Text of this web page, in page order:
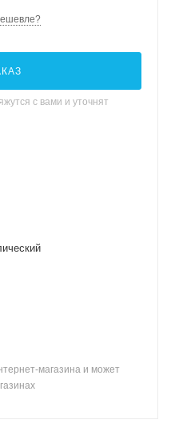
с вами и уточнят
магазина и может